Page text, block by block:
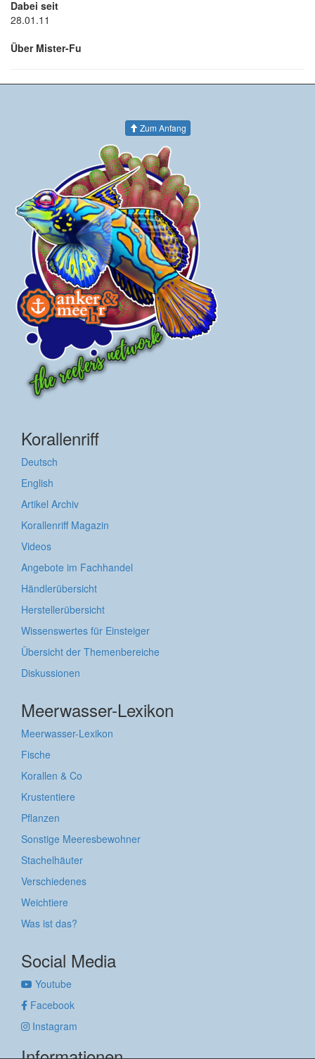
Dabei seit
28.01.11
Über Mister-Fu
Zum Anfang
Korallenriff
Deutsch
English
Artikel Archiv
Korallenriff Magazin
Videos
Angebote im Fachhandel
Händlerübersicht
Herstellerübersicht
Wissenswertes für Einsteiger
Übersicht der Themenbereiche
Diskussionen
Meerwasser-Lexikon
Meerwasser-Lexikon
Fische
Korallen & Co
Krustentiere
Pflanzen
Sonstige Meeresbewohner
Stachelhäuter
Verschiedenes
Weichtiere
Was ist das?
Social Media
Youtube
Facebook
Instagram